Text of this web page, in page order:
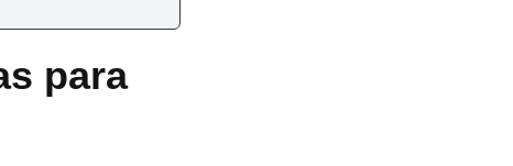
para